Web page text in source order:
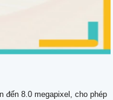
đến 8.0 megapixel, cho phép